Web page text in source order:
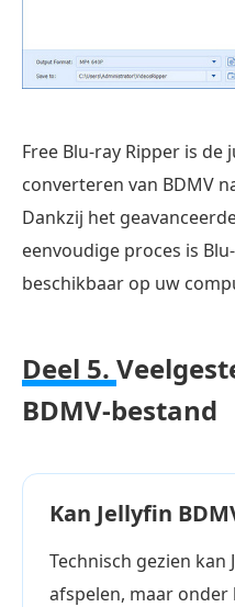
Free Blu-ray Ripper is
converteren van BDMV
Dankzij het
eenvoudige proces is
beschikbaar op uw
Deel 5.
BDMV-bestand
Kan Jellyfin
Technisch gezien kan
afspelen, maar